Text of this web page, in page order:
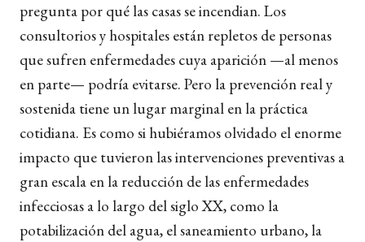
pregunta por qué las casas se incendian. Los
consultorios y hospitales están repletos de personas
que sufren enfermedades cuya aparición —al menos
en parte— podría evitarse. Pero la prevención real y
sostenida tiene un lugar marginal en la práctica
cotidiana. Es como si hubiéramos olvidado el enorme
impacto que tuvieron las intervenciones preventivas a
gran escala en la reducción de las enfermedades
infecciosas a lo largo del siglo XX, como la
potabilización del agua, el saneamiento urbano, la